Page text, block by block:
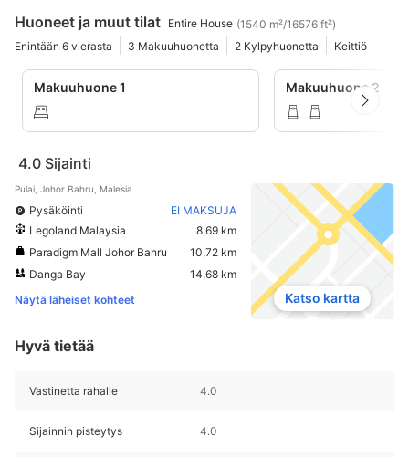
Huoneet ja muut tilat Entire House (1540 m²/16576 ft²)
Enintään 6 vierasta
3 Makuuhuonetta 2 Kylpyhuonetta Keittiö
Makuuhuone 1 Makuuhuone 2
4.0 Sijainti
Pulai, Johor Bahru, Malesia
Pysäköinti
EI MAKSUJA
Legoland Malaysia
8,69 km
Paradigm Mall Johor Bahru
10,72 km
Danga Bay
14,68 km
Näytä läheiset kohteet
Katso kartta
Hyvä tietää
Vastinetta rahalle 4.0
Sijainnin pisteytys 4.0